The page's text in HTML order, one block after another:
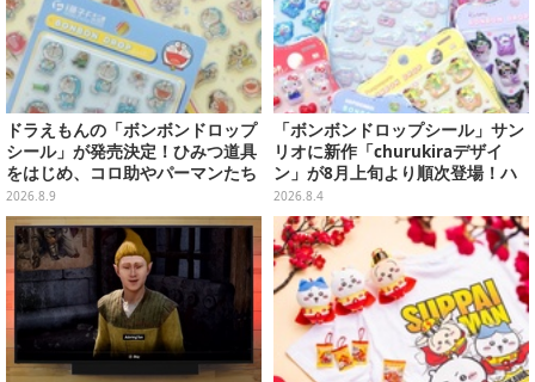
ドラえもんの「ボンボンドロップ
シール」が発売決定！ひみつ道具
をはじめ、コロ助やパーマンたち
「藤子・F・不二雄」キャラも収
録の全2種類
2026.8.9
「ボンボンドロップシール」サン
リオに新作「churukiraデザイ
ン」が8月上旬より順次登場！ハ
ローキティ、はぴだんぶいなど全
8種類
2026.8.4